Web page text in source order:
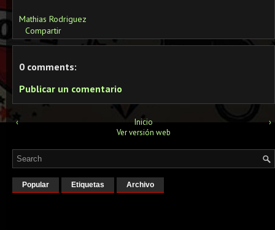
Mathias Rodriguez
Compartir
0 comments:
Publicar un comentario
‹ ›
Inicio
Ver versión web
Popular Etiquetas Archivo